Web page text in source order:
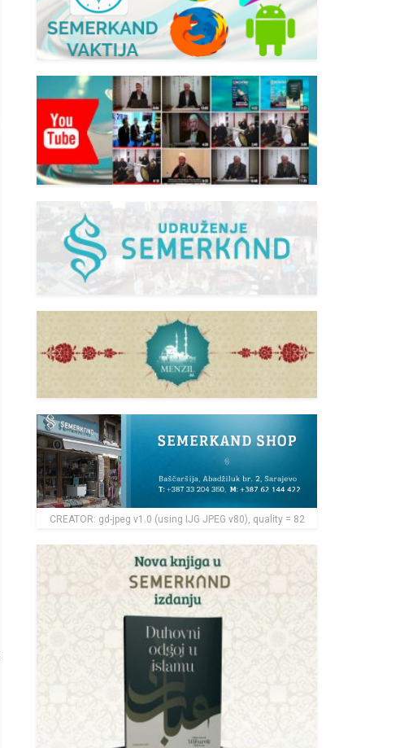
CREATOR: gd-jpeg v1.0 (using IJG JPEG v80), quality = 82